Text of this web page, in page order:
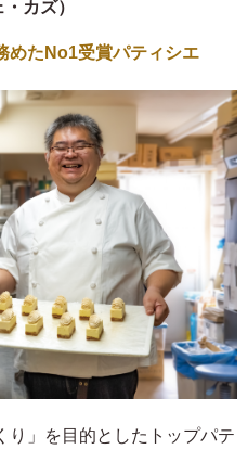
カズ）
めたNo1受賞パティシエ
り」を目的としたトップパテ